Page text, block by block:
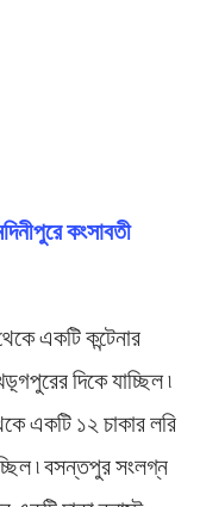
কংসাবতী
একটি কন্টেনার
দিকে যাচ্ছিল ৷
একটি ১২ চাকার লরি
৷ বসন্তপুর সংলগ্ন